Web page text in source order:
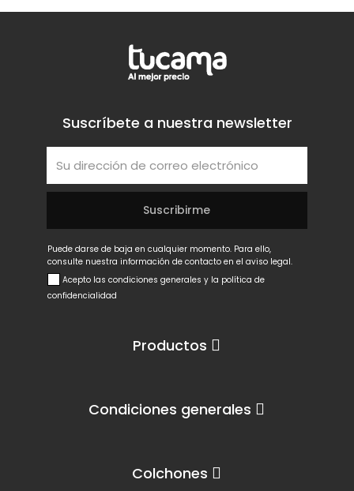
Productos
Condiciones generales
Colchones
Suscríbete a nuestra newsletter
Puede darse de baja en cualquier momento. Para ello,
consulte nuestra información de contacto en el aviso legal.
Acepto las condiciones generales y la política de
confidencialidad